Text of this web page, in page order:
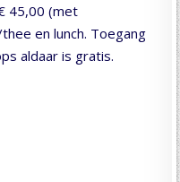
45,00 (met
en lunch. Toegang
aldaar is gratis.